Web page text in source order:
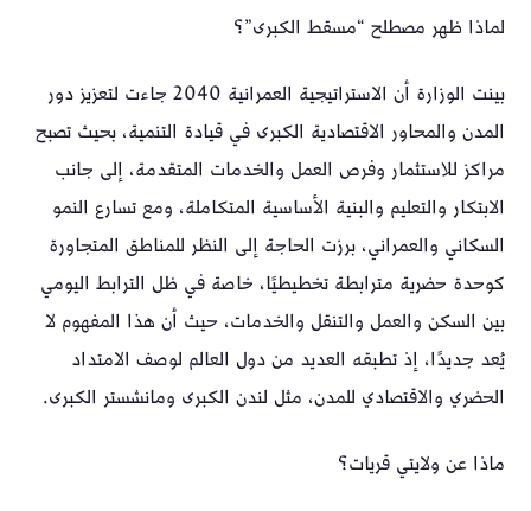
لماذا ظهر مصطلح “مسقط الكبرى”؟
بينت الوزارة أن الاستراتيجية العمرانية 2040 جاءت لتعزيز دور
المدن والمحاور الاقتصادية الكبرى في قيادة التنمية، بحيث تصبح
مراكز للاستثمار وفرص العمل والخدمات المتقدمة، إلى جانب
الابتكار والتعليم والبنية الأساسية المتكاملة، ومع تسارع النمو
السكاني والعمراني، برزت الحاجة إلى النظر للمناطق المتجاورة
كوحدة حضرية مترابطة تخطيطيًا، خاصة في ظل الترابط اليومي
بين السكن والعمل والتنقل والخدمات، حيث أن هذا المفهوم لا
يُعد جديدًا، إذ تطبقه العديد من دول العالم لوصف الامتداد
الحضري والاقتصادي للمدن، مثل لندن الكبرى ومانشستر الكبرى.
ماذا عن ولايتي قريات؟